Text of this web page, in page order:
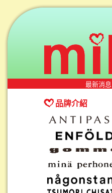
最新消息
品牌介紹